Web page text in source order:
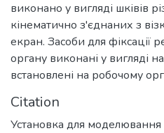
виконано у вигляді шківів
кінематично з'єднаних з
екран. Засоби для фіксації
органу виконані у вигляді
встановлені на робочому
Citation
Установка для